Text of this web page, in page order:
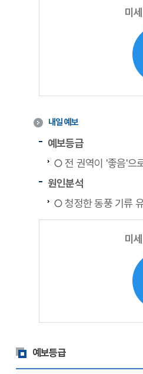
미
내일 예보
예보등급
○ 전 권역이 '좋음'으
원인분석
○ 청정한 동풍 기류
미
예보등급